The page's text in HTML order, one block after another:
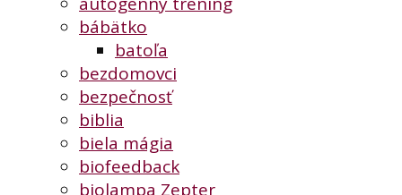
bábätko
batoľa
bezdomovci
bezpečnosť
biblia
biela mágia
biofeedback
biolampa Zepter